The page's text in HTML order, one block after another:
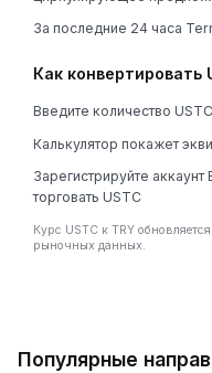
За последние 24 часа
Как конвертировать
Введите количество
Калькулятор покажет
Зарегистрируйте
торговать USTC
Курс USTC к TRY
рыночных данных.
Популярные